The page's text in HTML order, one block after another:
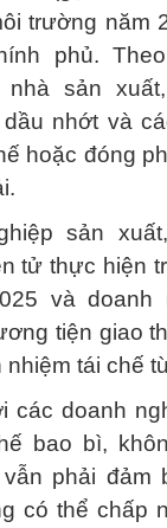
trường năm
phủ.
nhà sản
nhớt và
hoặc đóng
sản
tử thực hiện
và doanh
tiện giao
tái chế
các doanh
bao bì,
phải đảm
có thể chấp